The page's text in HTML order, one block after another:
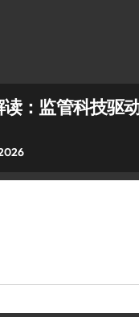
：监管科技驱